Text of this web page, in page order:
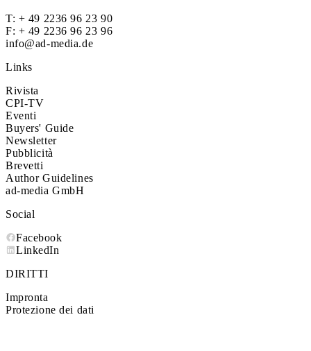
T: + 49 2236 96 23 90
F: + 49 2236 96 23 96
info@ad-media.de
Links
Rivista
CPI-TV
Eventi
Buyers' Guide
Newsletter
Pubblicità
Brevetti
Author Guidelines
ad-media GmbH
Social
Facebook
LinkedIn
DIRITTI
Impronta
Protezione dei dati